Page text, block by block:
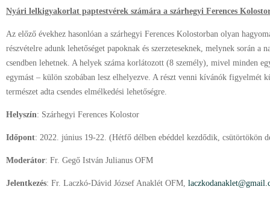
Nyári lelkigyakorlat paptestvérek számára a szárhegyi Ferences
Az előző évekhez hasonlóan a szárhegyi Ferences Kolostorban olyan
részvételre adunk lehetőséget papoknak és szerzeteseknek, melynek során a
csendben lehetnek. A helyek száma korlátozott (8 személy), mivel minden
egymást – külön szobában lesz elhelyezve. A részt venni kívánók
természet adta csendes elmélkedési lehetőségre.
Helyszín: Szárhegyi Ferences Kolostor
Időpont: 2022. június 19-22. (Hétfő délben ebéddel kezdődik, csütörtökön
Moderátor: Fr. Gegő István Julianus OFM
Jelentkezés: Fr. Laczkó-Dávid József Anaklét OFM,